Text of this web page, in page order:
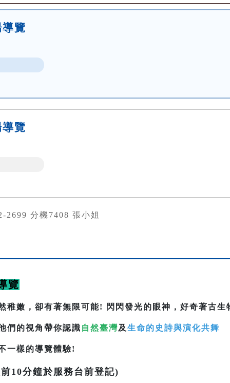
覽
覽
2699 分機7408 張小姐
覽
稚嫩，卻有著無限可能! 閃閃發光的眼神，好奇著古生
們的視角帶你認識 自然臺灣及 生命的史詩與演化共舞
一樣的導覽體驗!
10分鐘於服務台前登記)